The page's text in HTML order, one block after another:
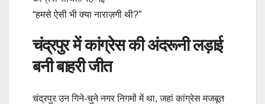
“हमसे ऐसी भी क्या नाराज़गी थी?”
चंद्रपुर में कांग्रेस की अंदरूनी लड़ाई
बनी बाहरी जीत
चंद्रपुर उन गिने-चुने नगर निगमों में था, जहां कांग्रेस मजबूत